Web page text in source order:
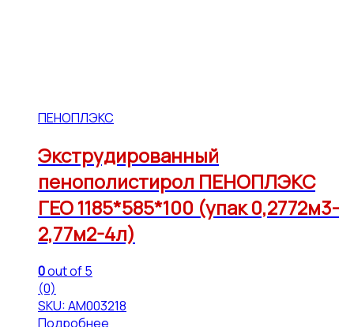
ПЕНОПЛЭКС
Экструдированный
пенополистирол ПЕНОПЛЭКС
ГЕО 1185*585*100 (упак 0,2772м3-
2,77м2-4л)
0out of 5
(0)
SKU: АМ003218
Подробнее